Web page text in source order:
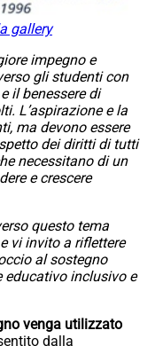
gallery
impegno e
gli studenti con
il benessere di
L’aspirazione e la
ma devono essere
dei diritti di tutti
necessitano di un
e crescere
questo tema
vi invito a riflettere
al sostegno
educativo inclusivo e
venga utilizzato
dalla